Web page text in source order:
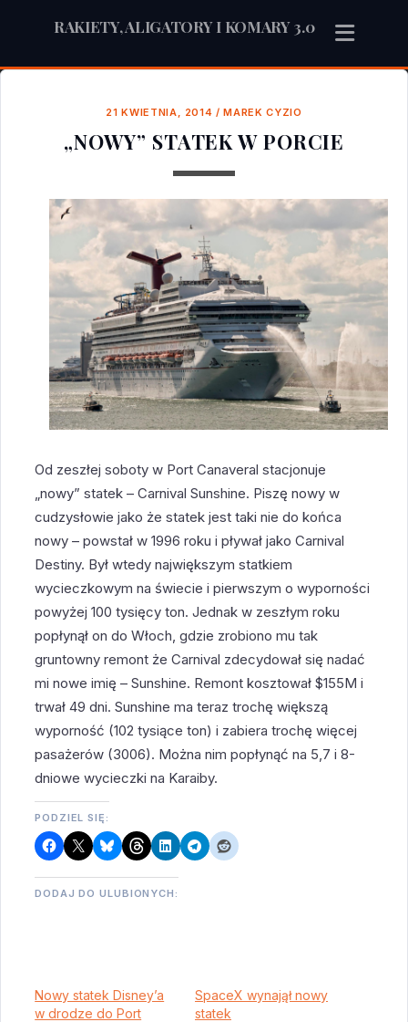
RAKIETY, ALIGATORY I KOMARY 3.0
21 KWIETNIA, 2014 /MAREK CYZIO
„NOWY” STATEK W PORCIE
Od zeszłej soboty w Port Canaveral stacjonuje
„nowy” statek – Carnival Sunshine. Piszę nowy w
cudzysłowie jako że statek jest taki nie do końca
nowy – powstał w 1996 roku i pływał jako Carnival
Destiny. Był wtedy największym statkiem
wycieczkowym na świecie i pierwszym o wyporności
powyżej 100 tysięcy ton. Jednak w zeszłym roku
popłynął on do Włoch, gdzie zrobiono mu tak
gruntowny remont że Carnival zdecydował się nadać
mi nowe imię – Sunshine. Remont kosztował $155M i
trwał 49 dni. Sunshine ma teraz trochę większą
wyporność (102 tysiące ton) i zabiera trochę więcej
pasażerów (3006). Można nim popłynąć na 5,7 i 8-
dniowe wycieczki na Karaiby.
PODZIEL SIĘ:
DODAJ DO ULUBIONYCH:
Nowy statek Disney’a
w drodze do Port
SpaceX wynajął nowy
statek